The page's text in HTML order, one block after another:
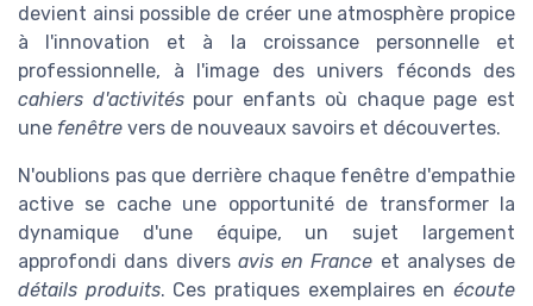
devient ainsi possible de créer une atmosphère propice
à l'innovation et à la croissance personnelle et
professionnelle, à l'image des univers féconds des
cahiers d'activitéspour enfants où chaque page est
une fenêtre vers de nouveaux savoirs et découvertes.
N'oublions pas que derrière chaque fenêtre d'empathie
active se cache une opportunité de transformer la
dynamique d'une équipe, un sujet largement
approfondi dans divers avis en France et analyses de
détails produits. Ces pratiques exemplaires enécoute